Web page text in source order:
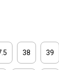
38 39